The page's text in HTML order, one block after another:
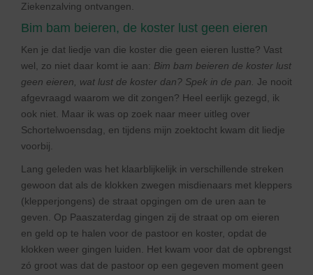
Ziekenzalving ontvangen.
Bim bam beieren, de koster lust geen eieren
Ken je dat liedje van die koster die geen eieren lustte? Vast
wel, zo niet daar komt ie aan: Bim bam beieren de koster lust
geen eieren, wat lust de koster dan? Spek in de pan.
Je nooit
afgevraagd waarom we dit zongen? Heel eerlijk gezegd, ik
ook niet. Maar ik was op zoek naar meer uitleg over
Schortelwoensdag, en tijdens mijn zoektocht kwam dit liedje
voorbij.
Lang geleden was het klaarblijkelijk in verschillende streken
gewoon dat als de klokken zwegen misdienaars met kleppers
(klepperjongens) de straat opgingen om de uren aan te
geven. Op Paaszaterdag gingen zij de straat op om eieren
en geld op te halen voor de pastoor en koster, opdat de
klokken weer gingen luiden. Het kwam voor dat de opbrengst
zó groot was dat de pastoor op een gegeven moment geen